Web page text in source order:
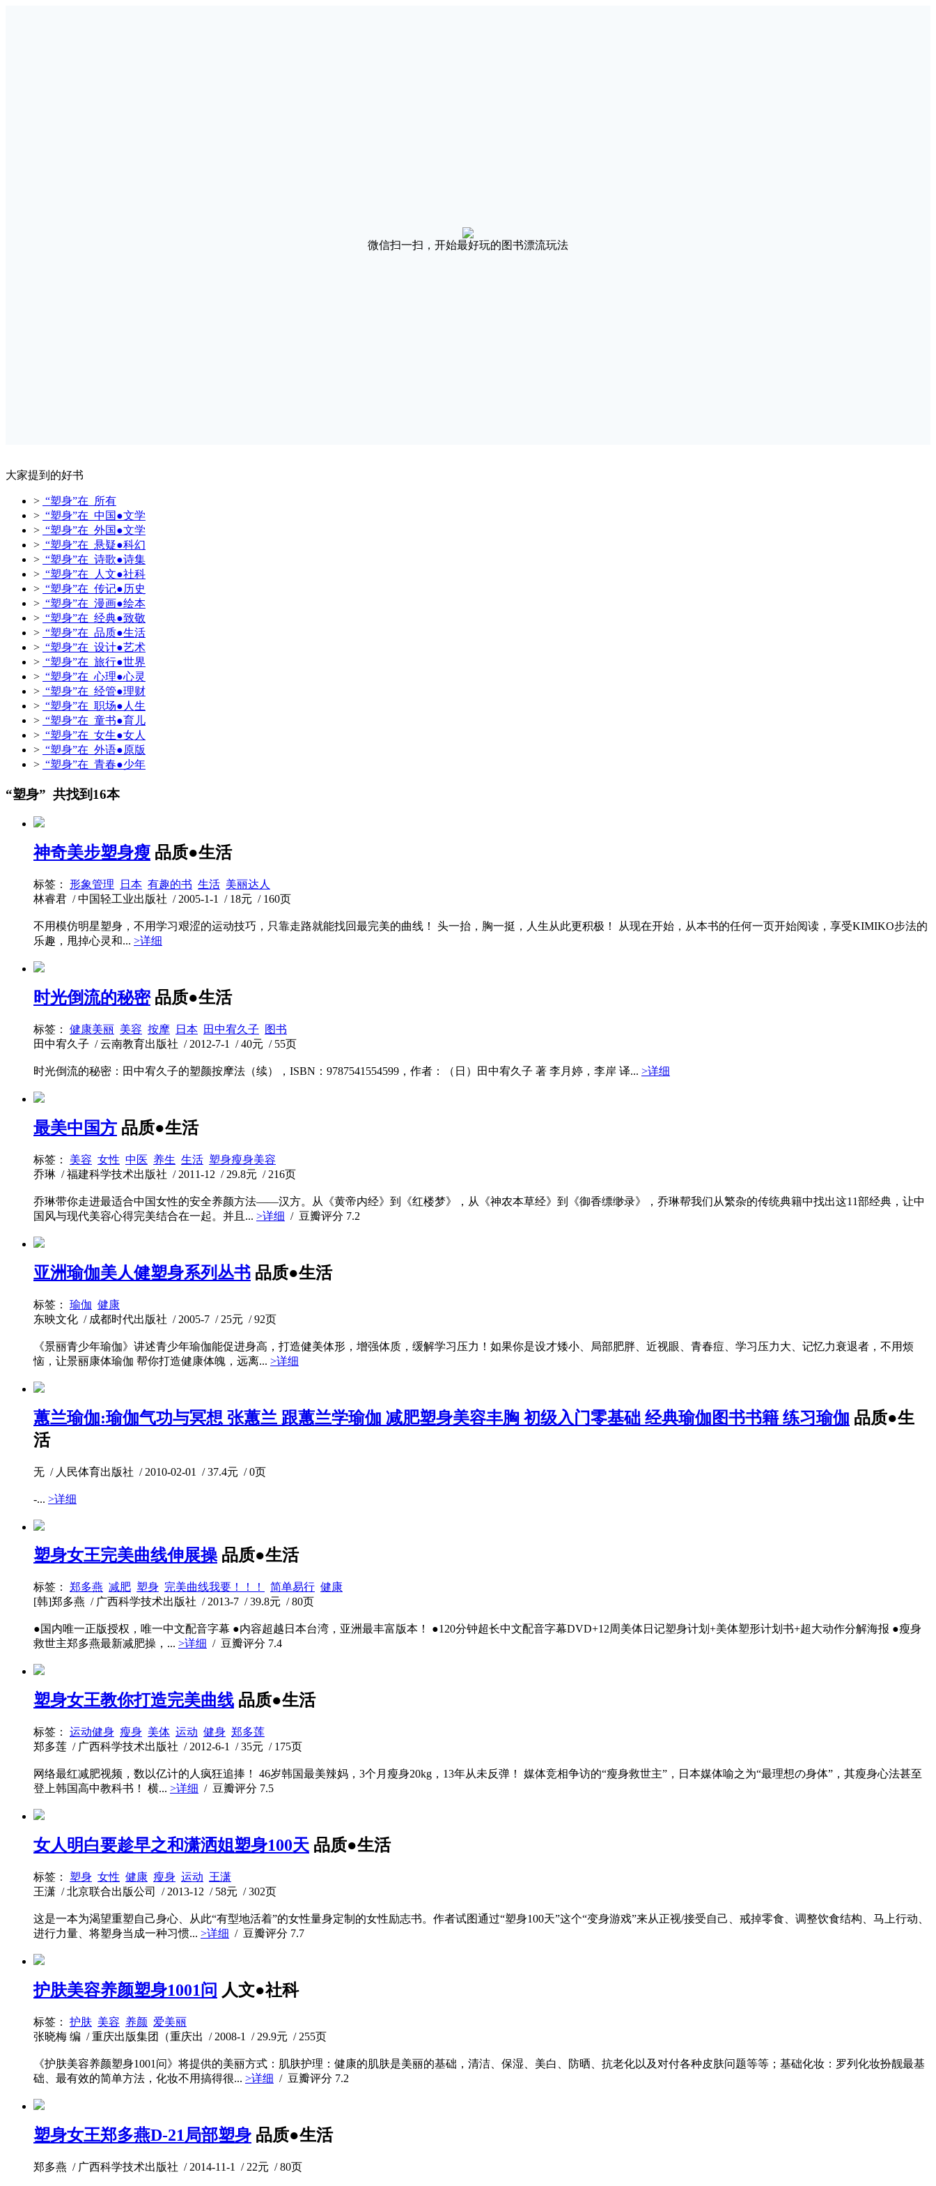
微信扫一扫，开始最好玩的图书漂流玩法
大家提到的好书
> “塑身”在 所有
> “塑身”在 中国●文学
> “塑身”在 外国●文学
> “塑身”在 悬疑●科幻
> “塑身”在 诗歌●诗集
> “塑身”在 人文●社科
> “塑身”在 传记●历史
> “塑身”在 漫画●绘本
> “塑身”在 经典●致敬
> “塑身”在 品质●生活
> “塑身”在 设计●艺术
> “塑身”在 旅行●世界
> “塑身”在 心理●心灵
> “塑身”在 经管●理财
> “塑身”在 职场●人生
> “塑身”在 童书●育儿
> “塑身”在 女生●女人
> “塑身”在 外语●原版
> “塑身”在 青春●少年
“塑身” 共找到16本
神奇美步塑身瘦 品质●生活
标签： 形象管理 日本 有趣的书 生活 美丽达人
林睿君 / 中国轻工业出版社 / 2005-1-1 / 18元 / 160页
不用模仿明星塑身，不用学习艰涩的运动技巧，只靠走路就能找回最完美的曲线！ 头一抬，胸一挺，人生从此更积极！ 从现在开始，从本书的任何一页开始阅读，享受KIMIKO步法的
乐趣，甩掉心灵和... >详细
时光倒流的秘密 品质●生活
标签： 健康美丽 美容 按摩 日本 田中宥久子
图书
田中宥久子 / 云南教育出版社 / 2012-7-1 / 40元 / 55页
时光倒流的秘密：田中宥久子的塑颜按摩法（续），ISBN：9787541554599，作者：（日）田中宥久子 著 李月婷，李岸 译... >详细
最美中国方 品质●生活
标签： 美容 女性 中医 养生 生活 塑身瘦身美容
乔琳 / 福建科学技术出版社 / 2011-12 / 29.8元 / 216页
乔琳带你走进最适合中国女性的安全养颜方法——汉方。从《黄帝内经》到《红楼梦》，从《神农本草经》到《御香缥缈录》，乔琳帮我们从繁杂的传统典籍中找出这11部经典，让中
国风与现代美容心得完美结合在一起。并且... >详细 / 豆瓣评分 7.2
亚洲瑜伽美人健塑身系列丛书 品质●生活
标签： 瑜伽 健康
东映文化 / 成都时代出版社 / 2005-7 / 25元 / 92页
《景丽青少年瑜伽》讲述青少年瑜伽能促进身高，打造健美体形，增强体质，缓解学习压力！如果你是设才矮小、局部肥胖、近视眼、青春痘、学习压力大、记忆力衰退者，不用烦
恼，让景丽康体瑜伽 帮你打造健康体魄，远离... >详细
蕙兰瑜伽:瑜伽气功与冥想 张蕙兰 跟蕙兰学瑜伽 减肥塑身美容丰胸 初级入门零基础 经典瑜伽图书书籍 练习瑜伽 品质●生
活
无 / 人民体育出版社 / 2010-02-01 / 37.4元 / 0页
-... >详细
塑身女王完美曲线伸展操 品质●生活
标签： 郑多燕 减肥 塑身 完美曲线我要！！！ 简单易行 健康
[韩]郑多燕 / 广西科学技术出版社 / 2013-7 / 39.8元 / 80页
●国内唯一正版授权，唯一中文配音字幕 ●内容超越日本台湾，亚洲最丰富版本！ ●120分钟超长中文配音字幕DVD+12周美体日记塑身计划+美体塑形计划书+超大动作分解海报 ●瘦身
救世主郑多燕最新减肥操，... >详细 / 豆瓣评分 7.4
塑身女王教你打造完美曲线 品质●生活
标签： 运动健身 瘦身 美体 运动 健身 郑多莲
郑多莲 / 广西科学技术出版社 / 2012-6-1 / 35元 / 175页
网络最红减肥视频，数以亿计的人疯狂追捧！ 46岁韩国最美辣妈，3个月瘦身20kg，13年从未反弹！ 媒体竞相争访的“瘦身救世主”，日本媒体喻之为“最理想の身体”，其瘦身心法甚至
登上韩国高中教科书！ 横... >详细 / 豆瓣评分 7.5
女人明白要趁早之和潇洒姐塑身100天 品质●生活
标签： 塑身 女性 健康 瘦身 运动 王潇
王潇 / 北京联合出版公司 / 2013-12 / 58元 / 302页
这是一本为渴望重塑自己身心、从此“有型地活着”的女性量身定制的女性励志书。作者试图通过“塑身100天”这个“变身游戏”来从正视/接受自己、戒掉零食、调整饮食结构、马上行动、
进行力量、将塑身当成一种习惯... >详细 / 豆瓣评分 7.7
护肤美容养颜塑身1001问 人文●社科
标签： 护肤 美容 养颜 爱美丽
张晓梅 编 / 重庆出版集团（重庆出 / 2008-1 / 29.9元 / 255页
《护肤美容养颜塑身1001问》将提供的美丽方式：肌肤护理：健康的肌肤是美丽的基础，清洁、保湿、美白、防晒、抗老化以及对付各种皮肤问题等等；基础化妆：罗列化妆扮靓最基
础、最有效的简单方法，化妆不用搞得很... >详细 / 豆瓣评分 7.2
塑身女王郑多燕D-21局部塑身 品质●生活
郑多燕 / 广西科学技术出版社 / 2014-11-1 / 22元 / 80页